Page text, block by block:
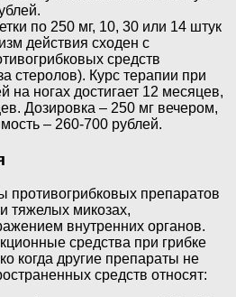
по 250 мг, 10, 30 или 14 штук
действия сходен с
средств
стеролов). Курс терапии при
на ногах достигает 12 месяцев,
Дозировка – 250 мг вечером,
– 260-700 рублей.
препаратов
тяжелых микозах,
внутренних органов.
средства при грибке
когда другие препараты не
средств относят: